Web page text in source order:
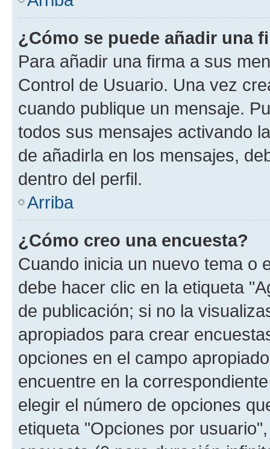
¿Cómo se puede añadir una
Para añadir una firma a sus
Control de Usuario. Una vez
cuando publique un mensaje.
todos sus mensajes activando
de añadirla en los mensajes,
dentro del perfil.
Arriba
¿Cómo creo una encuesta?
Cuando inicia un nuevo tema o
debe hacer clic en la etiqueta
de publicación; si no la
apropiados para crear
opciones en el campo
encuentre en la
elegir el número de opciones
etiqueta "Opciones por